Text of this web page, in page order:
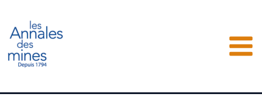
contenu